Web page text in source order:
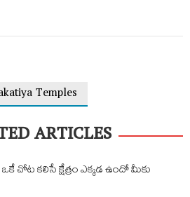
Temples
ARTICLES
ఒకే చోట కలిసే క్షేత్రం ఎక్కడ ఉందో మీకు